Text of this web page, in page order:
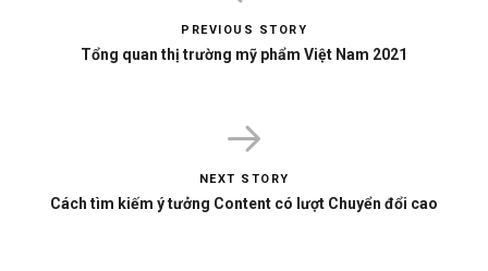
PREVIOUS STORY
Tổng quan thị trường mỹ phẩm Việt Nam 2021
NEXT STORY
Cách tìm kiếm ý tưởng Content có lượt Chuyển đổi cao